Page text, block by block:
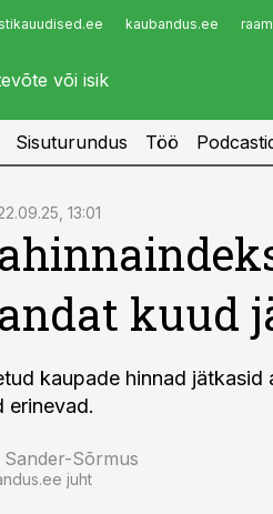
kaubandus.ee
Infopank
Sisuturundus Töö
13:01
kuud
kaupade hinnad
erinevad.
Sander-Sõrmus
juht